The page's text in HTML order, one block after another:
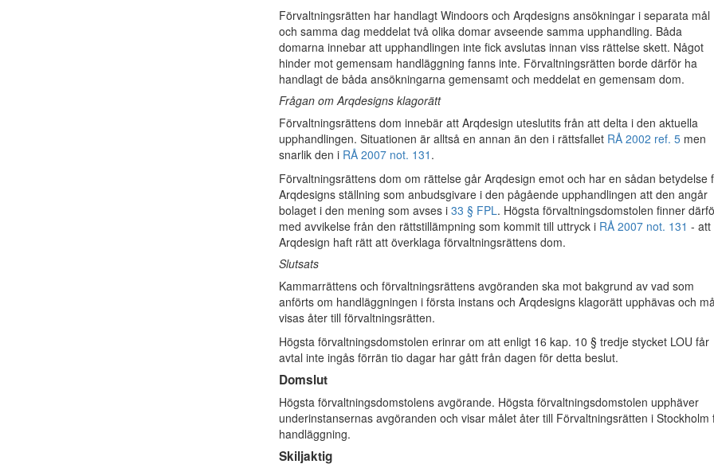
Förvaltningsrätten har handlagt Windoors och Arqdesigns ansökningar i separata mål
och samma dag meddelat två olika domar avseende samma upphandling. Båda
domarna innebar att upphandlingen inte fick avslutas innan viss rättelse skett. Något
hinder mot gemensam handläggning fanns inte. Förvaltningsrätten borde därför ha
handlagt de båda ansökningarna gemensamt och meddelat en gemensam dom.
Frågan om Arqdesigns klagorätt
Förvaltningsrättens dom innebär att Arqdesign uteslutits från att delta i den aktuella
upphandlingen. Situationen är alltså en annan än den i rättsfallet RÅ 2002 ref. 5 men
snarlik den i RÅ 2007 not. 131 .
Förvaltningsrättens dom om rättelse går Arqdesign emot och har en sådan betydelse
Arqdesigns ställning som anbudsgivare i den pågående upphandlingen att den angår
bolaget i den mening som avses i 33 § FPL. Högsta förvaltningsdomstolen finner
med avvikelse från den rättstillämpning som kommit till uttryck i RÅ 2007 not. 131 - att
Arqdesign haft rätt att överklaga förvaltningsrättens dom.
Slutsats
Kammarrättens och förvaltningsrättens avgöranden ska mot bakgrund av vad som
anförts om handläggningen i första instans och Arqdesigns klagorätt upphävas och
visas åter till förvaltningsrätten.
Högsta förvaltningsdomstolen erinrar om att enligt 16 kap. 10 § tredje stycket LOU får
avtal inte ingås förrän tio dagar har gått från dagen för detta beslut.
Domslut
Högsta förvaltningsdomstolens avgörande. Högsta förvaltningsdomstolen upphäver
underinstansernas avgöranden och visar målet åter till Förvaltningsrätten i Stockholm
handläggning.
Skiljaktig